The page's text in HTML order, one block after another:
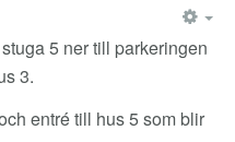
5 ner till parkeringen
3.
entré till hus 5 som blir